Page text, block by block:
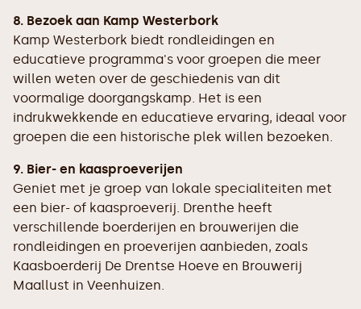
8. Bezoek aan Kamp Westerbork
Kamp Westerbork biedt rondleidingen en
educatieve programma's voor groepen die meer
willen weten over de geschiedenis van dit
voormalige doorgangskamp. Het is een
indrukwekkende en educatieve ervaring, ideaal voor
groepen die een historische plek willen bezoeken.
9. Bier- en kaasproeverijen
Geniet met je groep van lokale specialiteiten met
een bier- of kaasproeverij. Drenthe heeft
verschillende boerderijen en brouwerijen die
rondleidingen en proeverijen aanbieden, zoals
Kaasboerderij De Drentse Hoeve en Brouwerij
Maallust in Veenhuizen.